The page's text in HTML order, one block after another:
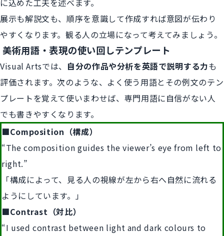
展示も解説文も、順序を意識して作成すれば意図が伝わり
やすくなります。観る人の立場になって考えてみましょう。
美術用語・表現の使い回しテンプレート
Visual Artsでは、 自分の作品や分析を英語で説明する力も
評価されます。次のような、よく使う用語とその例文のテン
プレートを覚えて使いまわせば、専門用語に自信がない人
でも書きやすくなります。
■Composition（構成）
“The composition guides the viewer’s eye from left to
right.”
「構成によって、見る人の視線が左から右へ自然に流れる
ようにしています。」
■Contrast（対比）
“I used contrast between light and dark colours to